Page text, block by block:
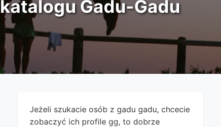
katalogu Gadu-Gadu
Jeżeli szukacie osób z gadu gadu, chcecie
zobaczyć ich profile gg, to dobrze